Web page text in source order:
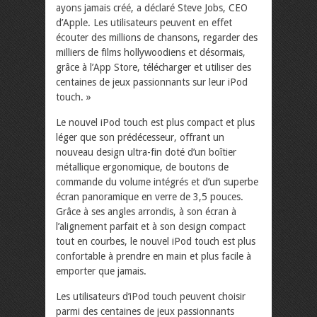
ayons jamais créé, a déclaré Steve Jobs, CEO
d’Apple. Les utilisateurs peuvent en effet
écouter des millions de chansons, regarder des
milliers de films hollywoodiens et désormais,
grâce à l’App Store, télécharger et utiliser des
centaines de jeux passionnants sur leur iPod
touch. »
Le nouvel iPod touch est plus compact et plus
léger que son prédécesseur, offrant un
nouveau design ultra-fin doté d’un boîtier
métallique ergonomique, de boutons de
commande du volume intégrés et d’un superbe
écran panoramique en verre de 3,5 pouces.
Grâce à ses angles arrondis, à son écran à
l’alignement parfait et à son design compact
tout en courbes, le nouvel iPod touch est plus
confortable à prendre en main et plus facile à
emporter que jamais.
Les utilisateurs d’iPod touch peuvent choisir
parmi des centaines de jeux passionnants